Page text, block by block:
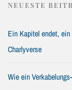
NEUESTE
Ein Kapitel endet,
Charlyverse
Wie ein